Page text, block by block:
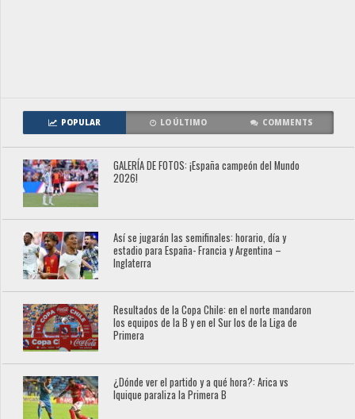
POPULAR LO ÚLTIMO COMMENTS
GALERÍA DE FOTOS: ¡España campeón del Mundo
2026!
Así se jugarán las semifinales: horario, día y
estadio para España- Francia y Argentina –
Inglaterra
Resultados de la Copa Chile: en el norte mandaron
los equipos de la B y en el Sur los de la Liga de
Primera
¿Dónde ver el partido y a qué hora?: Arica vs
Iquique paraliza la Primera B